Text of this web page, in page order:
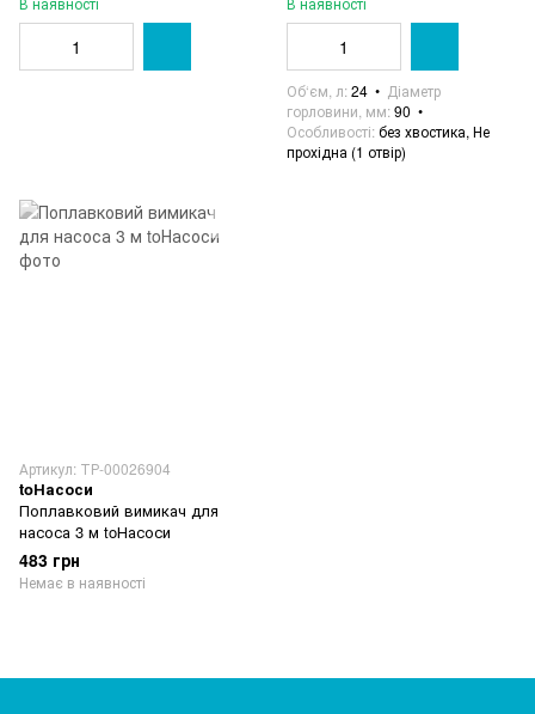
Об‘єм, л 24
Діаметр
горловини, мм 90
Особливості без хвостика, Не
прохідна (1 отвір)
Артикул: ТР-00026904
toНасоси
Поплавковий вимикач для
насоса 3 м toНасоси
483 грн
Немає в наявності